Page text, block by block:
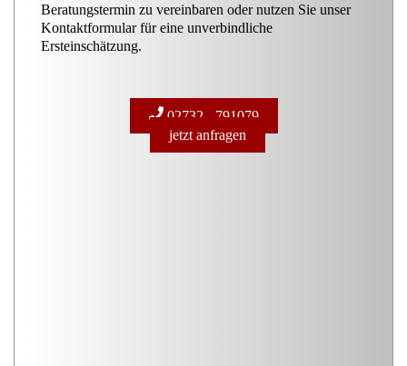
Beratungstermin zu vereinbaren oder nutzen Sie unser
Kontaktformular für eine unverbindliche
Ersteinschätzung.
02732 - 791079
jetzt anfragen